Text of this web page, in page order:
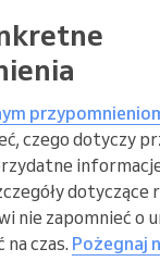
czego dotyczy
dotyczące
nie zapomnieć o
czas. Pożegnaj